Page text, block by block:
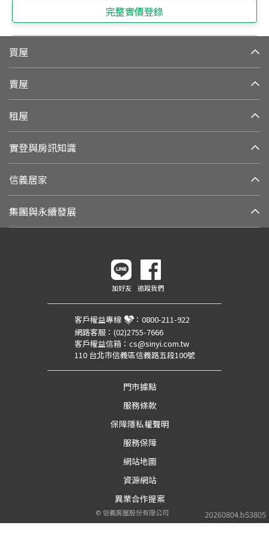
完整實價登錄
買屋
賣屋
租屋
實登與房訊知識
信義居家
集團與永續發展
20260804.b53805
加好友 追蹤我們
客戶權益專線 ： 0800-211-922
網路客服： (02)2755-7666
客戶權益信箱： cs@sinyi.com.tw
110 台北市信義區信義路五段100號
門市據點
服務條款
保障隱私權聲明
服務保障
網站地圖
資源網站
異業合作提案
©信義房屋股份有限公司